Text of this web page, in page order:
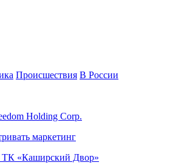
Происшествия В России
Holding Corp.
маркетинг
ТК «Каширский Двор»